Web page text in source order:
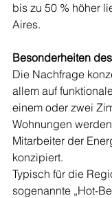
bis zu 50 % höher
Aires.
Besonderheiten
Die Nachfrage
allem auf
einem oder zwei
Wohnungen
Mitarbeiter der
konzipiert.
Typisch für die
sogenannte „Hot-